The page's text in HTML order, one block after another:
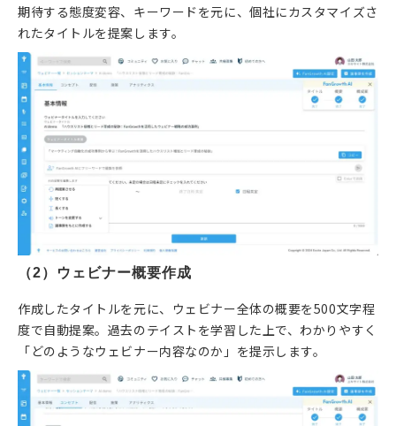
期待する態度変容、キーワードを元に、個社にカスタマイズさ
れたタイトルを提案します。
（2）ウェビナー概要作成
作成したタイトルを元に、ウェビナー全体の概要を500文字程
度で自動提案。過去のテイストを学習した上で、わかりやすく
「どのようなウェビナー内容なのか」を提示します。